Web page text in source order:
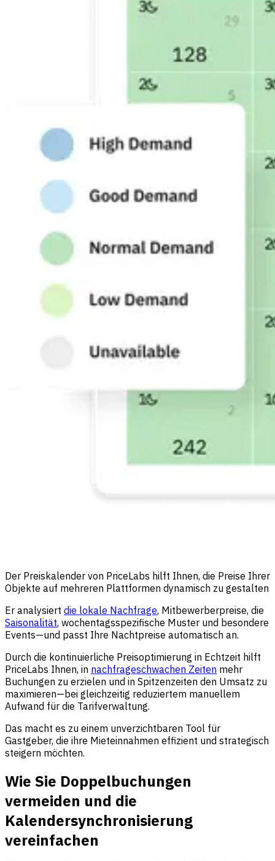
Der Preiskalender von PriceLabs hilft Ihnen, die Preise Ihrer
Objekte auf mehreren Plattformen dynamisch zu gestalten
Er analysiert die lokale Nachfrage, Mitbewerberpreise, die
Saisonalität, wochentagsspezifische Muster und besondere
Events—und passt Ihre Nachtpreise automatisch an.
Durch die kontinuierliche Preisoptimierung in Echtzeit hilft
PriceLabs Ihnen, in nachfrageschwachen Zeiten mehr
Buchungen zu erzielen und in Spitzenzeiten den Umsatz zu
maximieren—bei gleichzeitig reduziertem manuellem
Aufwand für die Tarifverwaltung.
Das macht es zu einem unverzichtbaren Tool für
Gastgeber, die ihre Mieteinnahmen effizient und strategisch
steigern möchten.
Wie Sie Doppelbuchungen
vermeiden und die
Kalendersynchronisierung
vereinfachen